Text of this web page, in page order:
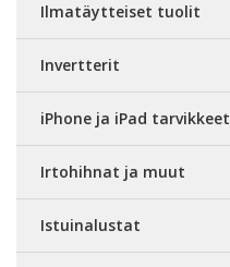
Ilmatäytteiset tuolit
Invertterit
iPhone ja iPad tarvikkeet
Irtohihnat ja muut
Istuinalustat